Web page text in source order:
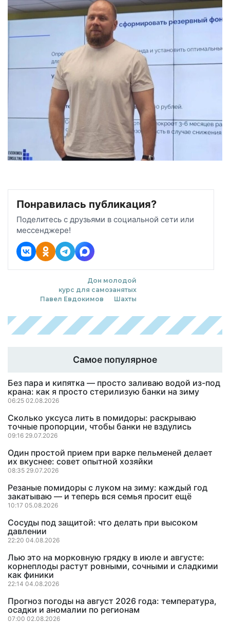
Понравилась публикация?
Поделитесь с друзьями в социальной сети или
мессенджере!
Дон молодой
курс для самозанятых
Павел Евдокимов
Шахты
Самое популярное
Без пара и кипятка — просто заливаю водой из-под
крана: как я просто стерилизую банки на зиму
06:25 02.08.2026
Сколько уксуса лить в помидоры: раскрываю
точные пропорции, чтобы банки не вздулись
09:16 29.07.2026
Один простой прием при варке пельменей делает
их вкуснее: совет опытной хозяйки
08:35 29.07.2026
Резаные помидоры с луком на зиму: каждый год
закатываю — и теперь вся семья просит ещё
10:17 05.08.2026
Сосуды под защитой: что делать при высоком
давлении
22:20 04.08.2026
Лью это на морковную грядку в июле и августе:
корнеплоды растут ровными, сочными и сладкими
как финики
22:14 04.08.2026
Прогноз погоды на август 2026 года: температура,
осадки и аномалии по регионам
07:00 02.08.2026